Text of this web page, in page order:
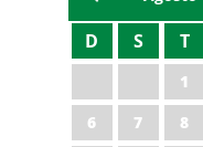
D S T
1
6
7 8